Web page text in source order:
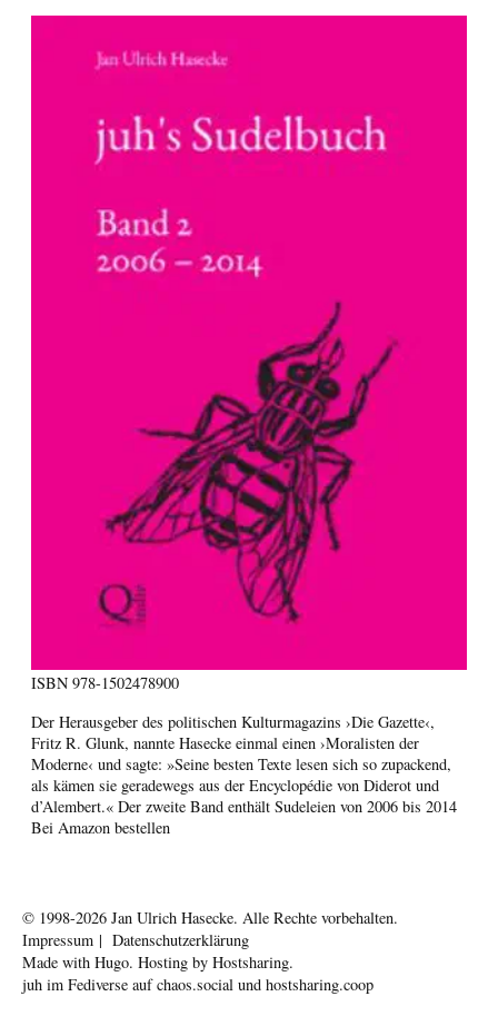
ISBN 978-1502478900
Der Herausgeber des politischen Kulturmagazins ›Die Gazette‹,
Fritz R. Glunk, nannte Hasecke einmal einen ›Moralisten der
Moderne‹ und sagte: »Seine besten Texte lesen sich so zupackend,
als kämen sie geradewegs aus der Encyclopédie von Diderot und
d’Alembert.« Der zweite Band enthält Sudeleien von 2006 bis 2014
Bei Amazon bestellen
© 1998-2026 Jan Ulrich Hasecke. Alle Rechte vorbehalten.
Impressum | Datenschutzerklärung
Made with Hugo. Hosting by Hostsharing.
juh im Fediverse aufchaos.social und hostsharing.coop